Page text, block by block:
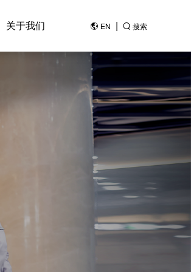
关于我们 EN | 搜索